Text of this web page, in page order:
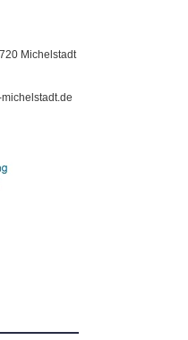
Michelstadt